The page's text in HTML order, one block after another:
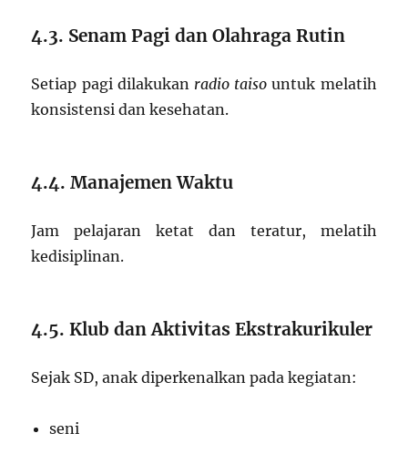
4.3. Senam Pagi dan Olahraga Rutin
Setiap pagi dilakukan radio taiso untuk melatih
konsistensi dan kesehatan.
4.4. Manajemen Waktu
Jam pelajaran ketat dan teratur, melatih
kedisiplinan.
4.5. Klub dan Aktivitas Ekstrakurikuler
Sejak SD, anak diperkenalkan pada kegiatan:
seni